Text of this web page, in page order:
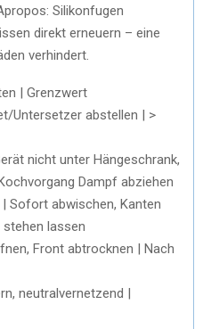
Silikonfugen
direkt erneuern – eine
verhindert.
| Grenzwert
Untersetzer abstellen | >
nicht unter Hängeschrank,
Dampf abziehen
Sofort abwischen, Kanten
lassen
Front abtrocknen | Nach
neutralvernetzend |